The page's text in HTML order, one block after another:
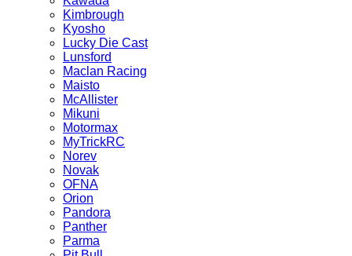
Kimbrough
Kyosho
Lucky Die Cast
Lunsford
Maclan Racing
Maisto
McAllister
Mikuni
Motormax
MyTrickRC
Norev
Novak
OFNA
Orion
Pandora
Panther
Parma